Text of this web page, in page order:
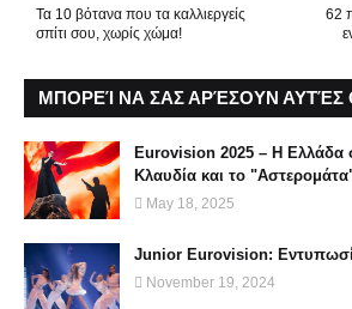
62
Τα 10 βότανα που τα καλλιεργείς
σπίτι σου, χωρίς χώμα!
ΜΠΟΡΕΊ ΝΑ ΣΑΣ ΑΡΈΣΟΥΝ ΑΥΤΈΣ
Eurovision 2025 – Η Ελλάδα
Κλαυδία και το
May 18, 2025
Junior Eurovision:
November 19, 2024